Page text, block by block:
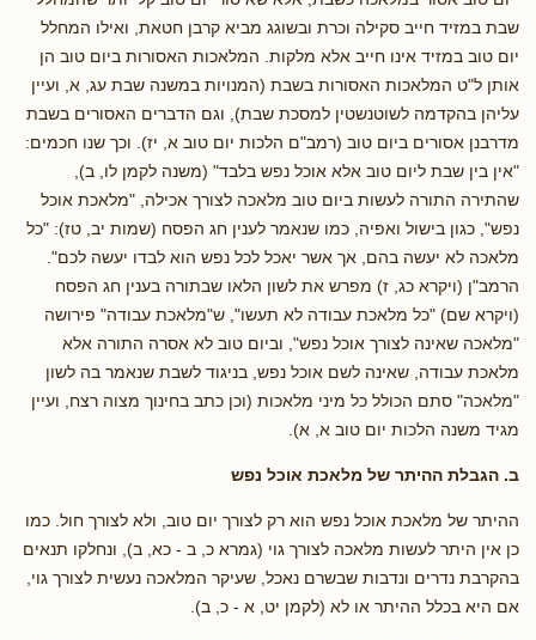
שבת במזיד חייב סקילה וכרת ובשוגג מביא קרבן חטאת, ואילו המחלל
יום טוב במזיד אינו חייב אלא מלקות. המלאכות האסורות ביום טוב הן
אותן ל"ט המלאכות האסורות בשבת (המנויות במשנה שבת עג, א, ועיין
עליהן בהקדמה לשוטנשטין למסכת שבת), וגם הדברים האסורים בשבת
מדרבנן אסורים ביום טוב (רמב"ם הלכות יום טוב א, יז). וכך שנו חכמים:
"אין בין שבת ליום טוב אלא אוכל נפש בלבד" (משנה לקמן לו, ב),
שהתירה התורה לעשות ביום טוב מלאכה לצורך אכילה, "מלאכת אוכל
נפש", כגון בישול ואפיה, כמו שנאמר לענין חג הפסח (שמות יב, טז): "כל
מלאכה לא יעשה בהם, אך אשר יאכל לכל נפש הוא לבדו יעשה לכם".
הרמב"ן (ויקרא כג, ז) מפרש את לשון הלאו שבתורה בענין חג הפסח
(ויקרא שם) "כל מלאכת עבודה לא תעשו", ש"מלאכת עבודה" פירושה
"מלאכה שאינה לצורך אוכל נפש", וביום טוב לא אסרה התורה אלא
מלאכת עבודה, שאינה לשם אוכל נפש, בניגוד לשבת שנאמר בה לשון
"מלאכה" סתם הכולל כל מיני מלאכות (וכן כתב בחינוך מצוה רצח, ועיין
מגיד משנה הלכות יום טוב א, א).
ב. הגבלת ההיתר של מלאכת אוכל נפש
ההיתר של מלאכת אוכל נפש הוא רק לצורך יום טוב, ולא לצורך חול. כמו
כן אין היתר לעשות מלאכה לצורך גוי (גמרא כ, ב - כא, ב), ונחלקו תנאים
בהקרבת נדרים ונדבות שבשרם נאכל, שעיקר המלאכה נעשית לצורך גוי,
אם היא בכלל ההיתר או לא (לקמן יט, א - כ, ב).